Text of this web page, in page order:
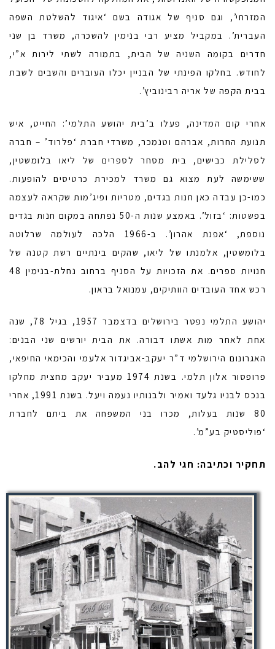
המזרחי’, וגם סניף של אגודה בשם ‘איגוד להשלטת השפה
העברית’. במקביל מציע רבי בנימין להשכרה, משרד בן שני
חדרים בקומה השניה של הבית, בתמורה לשתי לירות א”י,
לחודש. בחלקו הפינתי של הבניין יכלו העוברים והשבים לשבת
בבית הקפה של אריה רבינוביץ’.
אחרי קום המדינה, פעלו ב’בית יהושע התלמי’: החייט, איש
תנועת החרות, אברהם וטנמכר, משרדי חברת ‘פלרוד’ – חברה
לסלילת כבישים, בית מסחר לספרים של ליאו בלומשטין,
ששימשה לעת מצוא גם משרד למכירת כרטיסים להופעות.
כמו-כן עבדה כאן חנות בגדים, מטריות ופיג’מות שקראה לעצמה
בפשטות: ‘בזול’. באמצע שנות ה-50 נפתחה במקום חנות בגדים
נוספת, ‘אפנת אהרון’. ב-1966 הלכה לעולמה שרלוטה
בלומשטין, אלמנתו של ליאו, שהקים בינתיים רשת קטנה של
חנויות ספרים. את הזכויות על הסניף ברחוב נחלת-בנימין 48
רכש אחד העובדים הוותיקים, עמנואל בראון.
יהושע התלמי נפטר בירושלים בדצמבר 1957, בגיל 78, שנה
אחת לאחר מות אשתו דבורה. את הבית יורשים שני הבנים:
האגרונום הירושלמי ד”ר יעקב-אביגדור אלעמי והכימאי החיפאי,
פרופסור אלון תלמי. בשנת 1974 מעביר יעקב מחצית מחלקו
בנכס לבניו גלעד ואמיר ולבנותיו נעמה ויעל. בשנת 1991, אחרי
80 שנות בעלות, מכרו בני המשפחה את ביתם לחברת
‘פוליסטיק בע”מ’.
תחקיר וכתיבה: חגי להב.